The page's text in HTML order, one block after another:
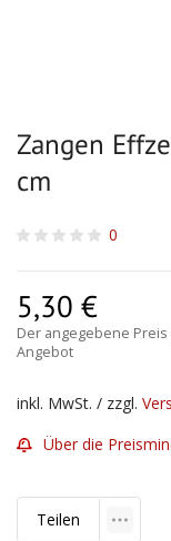
Zangen
cm
0
5,30 €
Der angegebene
Angebot
inkl. MwSt. / zzgl.
Über die
Teilen